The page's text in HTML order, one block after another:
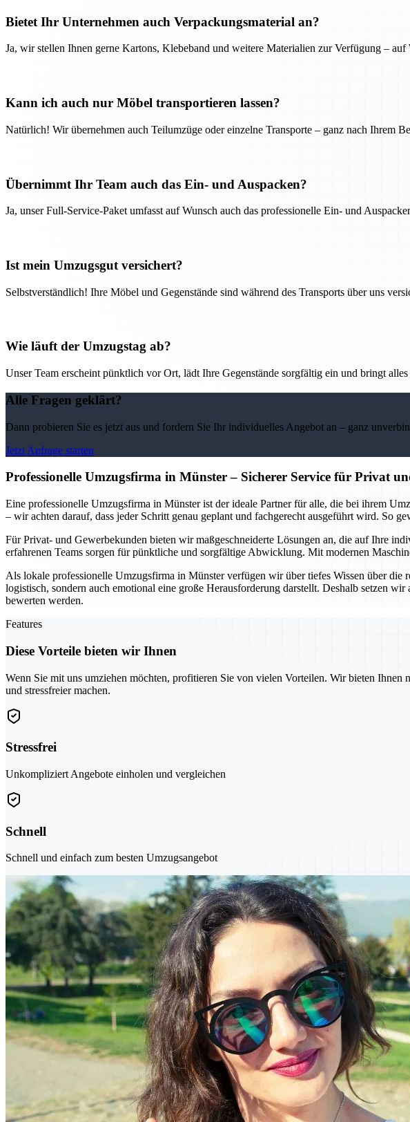
Bietet Ihr Unternehmen auch Verpackungsmaterial an?
Ja, wir stellen Ihnen gerne Kartons, Klebeband und weitere Materialien zur Verfügung –
Kann ich auch nur Möbel transportieren lassen?
Natürlich! Wir übernehmen auch Teilumzüge oder einzelne Transporte – ganz nach Ihrem
Übernimmt Ihr Team auch das Ein- und Auspacken?
Ja, unser Full-Service-Paket umfasst auf Wunsch auch das professionelle Ein- und
Ist mein Umzugsgut versichert?
Selbstverständlich! Ihre Möbel und Gegenstände sind während des Transports über uns
Wie läuft der Umzugstag ab?
Unser Team erscheint pünktlich vor Ort, lädt Ihre Gegenstände sorgfältig ein und bringt
Alle Fragen geklärt?
Dann probieren Sie es jetzt aus und fordern Sie Ihr individuelles Angebot an – ganz
Jetzt Anfrage starten
Professionelle Umzugsfirma in Münster – Sicherer Service für Privat
Eine professionelle Umzugsfirma in Münster ist der ideale Partner für alle, die bei ihrem
– wir achten darauf, dass jeder Schritt genau geplant und fachgerecht ausgeführt wird. So
Für Privat- und Gewerbekunden bieten wir maßgeschneiderte Lösungen an, die auf Ihre
erfahrenen Teams sorgen für pünktliche und sorgfältige Abwicklung. Mit modernen
Als lokale professionelle Umzugsfirma in Münster verfügen wir über tiefes Wissen über
logistisch, sondern auch emotional eine große Herausforderung darstellt. Deshalb setzen
bewerten werden.
Features
Diese Vorteile bieten wir Ihnen
Wenn Sie mit uns umziehen möchten, profitieren Sie von vielen Vorteilen. Wir bieten
und stressfreier machen.
Stressfrei
Unkompliziert Angebote einholen und vergleichen
Schnell
Schnell und einfach zum besten Umzugsangebot